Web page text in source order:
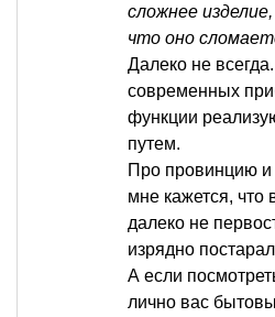
сложнее
что оно
Далеко не
современных
функции
путем.
Про провинцию и
мне кажется, что
далеко не
изрядно
А если
лично вас